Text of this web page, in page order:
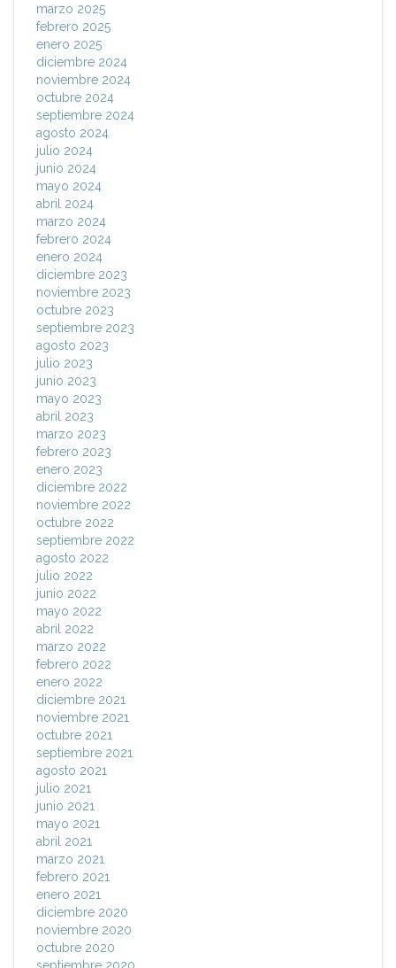
marzo 2025
febrero 2025
enero 2025
diciembre 2024
noviembre 2024
octubre 2024
septiembre 2024
agosto 2024
julio 2024
junio 2024
mayo 2024
abril 2024
marzo 2024
febrero 2024
enero 2024
diciembre 2023
noviembre 2023
octubre 2023
septiembre 2023
agosto 2023
julio 2023
junio 2023
mayo 2023
abril 2023
marzo 2023
febrero 2023
enero 2023
diciembre 2022
noviembre 2022
octubre 2022
septiembre 2022
agosto 2022
julio 2022
junio 2022
mayo 2022
abril 2022
marzo 2022
febrero 2022
enero 2022
diciembre 2021
noviembre 2021
octubre 2021
septiembre 2021
agosto 2021
julio 2021
junio 2021
mayo 2021
abril 2021
marzo 2021
febrero 2021
enero 2021
diciembre 2020
noviembre 2020
octubre 2020
septiembre 2020